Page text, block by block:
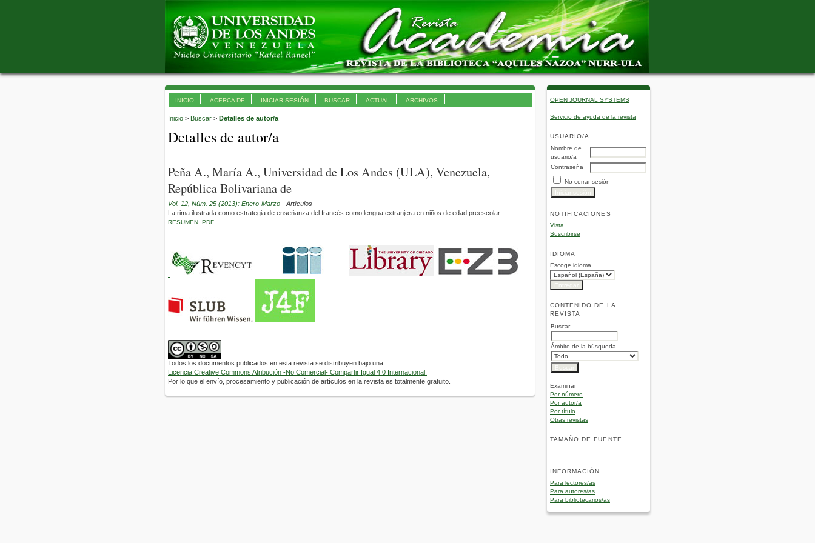
OPEN JOURNAL SYSTEMS
Servicio de ayuda de la revista
USUARIO/A
Nombre de
usuario/a
Contraseña
No cerrar sesión
NOTIFICACIONES
Vista
Suscribirse
IDIOMA
Escoge idioma
CONTENIDO DE LA
REVISTA
Buscar
Ámbito de la búsqueda
Examinar
Por número
Por autor/a
Por título
Otras revistas
TAMAÑO DE FUENTE
INFORMACIÓN
Para lectores/as
Para autores/as
Para bibliotecarios/as
INICIO ACERCA DE INICIAR SESIÓN BUSCAR ACTUAL ARCHIVOS
Inicio > Buscar > Detalles de autor/a
Detalles de autor/a
Peña A., María A., Universidad de Los Andes (ULA), Venezuela,
República Bolivariana de
Vol. 12, Núm. 25 (2013): Enero-Marzo - Artículos
La rima ilustrada como estrategia de enseñanza del francés como lengua extranjera en niños de edad preescolar
RESUMEN PDF
Todos los documentos publicados en esta revista se distribuyen bajo una
Licencia Creative Commons Atribución -No Comercial- Compartir Igual 4.0 Internacional.
Por lo que el envío, procesamiento y publicación de artículos en la revista es totalmente gratuito.